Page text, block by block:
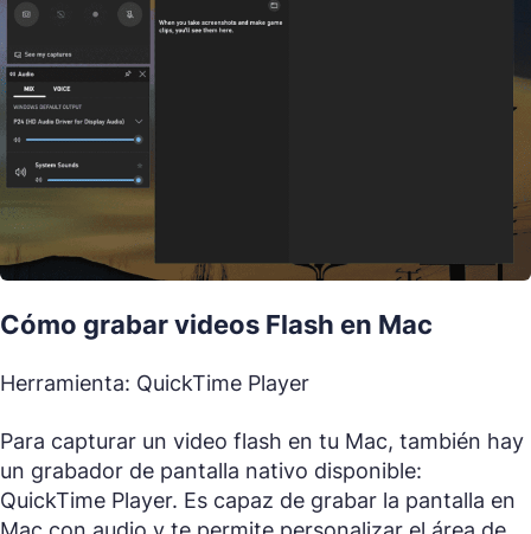
Cómo grabar videos Flash en Mac
Herramienta: QuickTime Player
Para capturar un video flash en tu Mac, también hay
un grabador de pantalla nativo disponible:
QuickTime Player. Es capaz de grabar la pantalla en